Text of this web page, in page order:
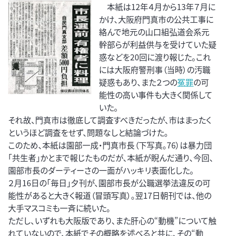
本紙は12年４月から13年７月に
かけ、大阪府門真市の公共工事に
絡んで地元の山口組弘道会系元
幹部らが利益供与を受けていた疑
惑などを20回に渡り報じた。これ
には大阪府警刑事（当時）の汚職
疑惑もあり、また２つの冤罪の可
能性の高い事件も大きく関係して
いた。
それ故、門真市は徹底して調査すべきだったが、市はまったく
というほど調査をせず、問題なしと結論づけた。
このため、本紙は園部一成・門真市長（下写真。76）は暴力団
「共生者」かとまで報じたものだが、本紙が睨んだ通り、今回、
園部市長のダーティーさの一面がハッキリ表面化した。
２月16日の｢毎日」夕刊が、園部市長が公職選挙法違反の可
能性があると大きく報道（冒頭写真）。翌17日朝刊では、他の
大手マスコミも一斉に続いた。
ただし、いずれも大阪版であり、また肝心の“動機”について触
れていないので、本紙でその概略を述べると共に、その“動